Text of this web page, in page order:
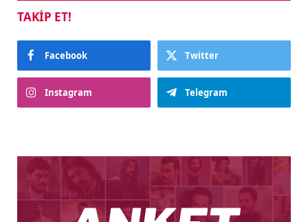
TAKIP ET!
Facebook Twitter
Instagram Telegram